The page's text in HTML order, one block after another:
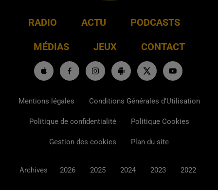
RADIO ACTU PODCASTS
MÉDIAS JEUX CONTACT
Mentions légales Conditions Générales d'Utilisation
Politique de confidentialité Politique Cookies
Gestion des cookies Plan du site
Archives 2026 2025 2024 2023 2022